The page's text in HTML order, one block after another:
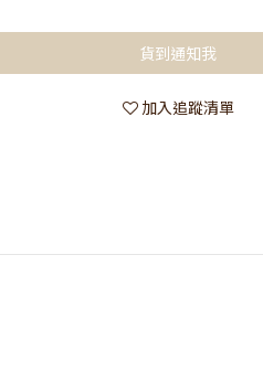
貨到通知我
加入追蹤清單